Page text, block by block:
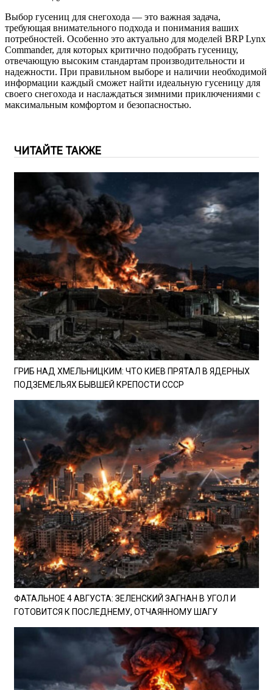
Выбор гусениц для снегохода — это важная задача,
требующая внимательного подхода и понимания ваших
потребностей. Особенно это актуально для моделей BRP Lynx
Commander, для которых критично подобрать гусеницу,
отвечающую высоким стандартам производительности и
надежности. При правильном выборе и наличии необходимой
информации каждый сможет найти идеальную гусеницу для
своего снегохода и наслаждаться зимними приключениями с
максимальным комфортом и безопасностью.
ЧИТАЙТЕ ТАКЖЕ
ГРИБ НАД ХМЕЛЬНИЦКИМ: ЧТО КИЕВ ПРЯТАЛ В ЯДЕРНЫХ
ПОДЗЕМЕЛЬЯХ БЫВШЕЙ КРЕПОСТИ СССР
ФАТАЛЬНОЕ 4 АВГУСТА: ЗЕЛЕНСКИЙ ЗАГНАН В УГОЛ И
ГОТОВИТСЯ К ПОСЛЕДНЕМУ, ОТЧАЯННОМУ ШАГУ